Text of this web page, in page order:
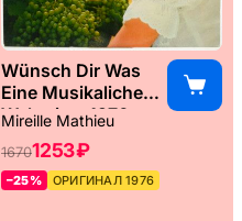
Wünsch Dir Was
Eine Musikaliche
Weltreise, 1976
Mireille Mathieu
16701253 ₽
–25% ОРИГИНАЛ 1976